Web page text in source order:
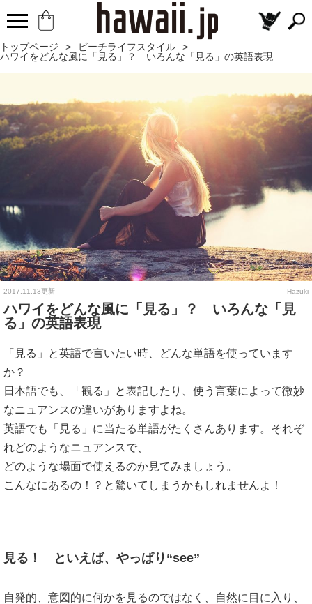
トップページ > ビーチライフスタイル
>
ハワイをどんな風に「見る」？ いろんな「見る」の英語表現
2017.11.13更新 Hazuki
ハワイをどんな風に「見る」？ いろんな「見
る」の英語表現
「見る」と英語で言いたい時、どんな単語を使っています
か？
日本語でも、「観る」と表記したり、使う言葉によって微妙
なニュアンスの違いがありますよね。
英語でも「見る」に当たる単語がたくさんあります。それぞ
れどのようなニュアンスで、
どのような場面で使えるのか見てみましょう。
こんなにあるの！？と驚いてしまうかもしれませんよ！
見る！ といえば、やっぱり“see”
自発的、意図的に何かを見るのではなく、自然に目に入り、